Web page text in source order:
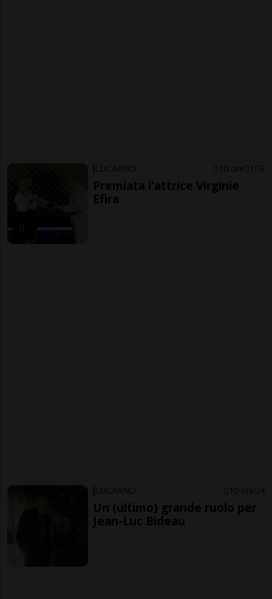
LOCARNO 10 ore 1 9
Premiata l'attrice Virginie
Efira
LOCARNO 10 ore 4
Un (ultimo) grande ruolo per
Jean-Luc Bideau